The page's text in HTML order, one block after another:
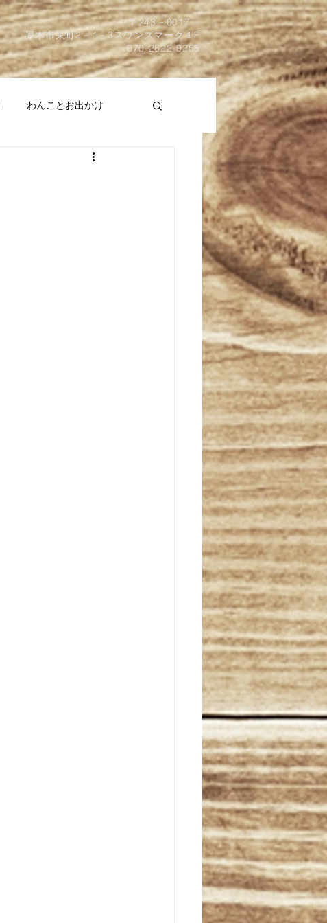
​〒243－0017
厚木市栄町2－1－3スワンズマーク１F
070-2622-9255
わんことお出かけ